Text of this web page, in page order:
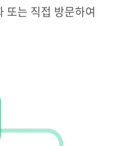
또는 직접 방문하여